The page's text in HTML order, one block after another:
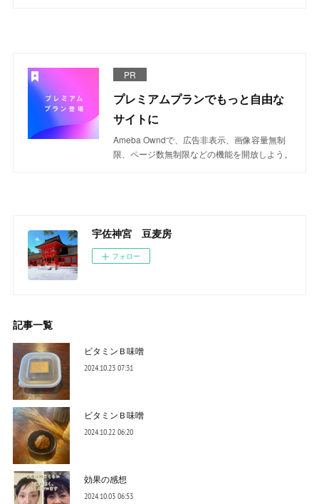
PR
プレミアムプランでもっと自由な
サイトに
Ameba Owndで、広告非表示、画像容量無制
限、ページ数無制限などの機能を開放しよう。
宇佐神宮 豆麦房
フォロー
記事一覧
ビタミンＢ味噌
2024.10.23 07:31
ビタミンＢ味噌
2024.10.22 06:20
効果の感想
2024.10.03 06:53